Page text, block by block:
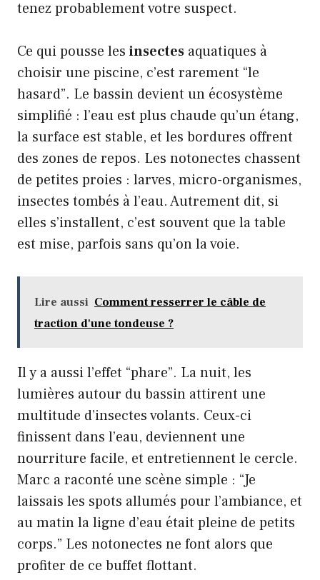
tenez probablement votre suspect.
Ce qui pousse les insectes aquatiques à
choisir une piscine, c’est rarement “le
hasard”. Le bassin devient un écosystème
simplifié : l’eau est plus chaude qu’un étang,
la surface est stable, et les bordures offrent
des zones de repos. Les notonectes chassent
de petites proies : larves, micro-organismes,
insectes tombés à l’eau. Autrement dit, si
elles s’installent, c’est souvent que la table
est mise, parfois sans qu’on la voie.
Lire aussi Comment resserrer le câble de
traction d'une tondeuse ?
Il y a aussi l’effet “phare”. La nuit, les
lumières autour du bassin attirent une
multitude d’insectes volants. Ceux-ci
finissent dans l’eau, deviennent une
nourriture facile, et entretiennent le cercle.
Marc a raconté une scène simple : “Je
laissais les spots allumés pour l’ambiance, et
au matin la ligne d’eau était pleine de petits
corps.” Les notonectes ne font alors que
profiter de ce buffet flottant.